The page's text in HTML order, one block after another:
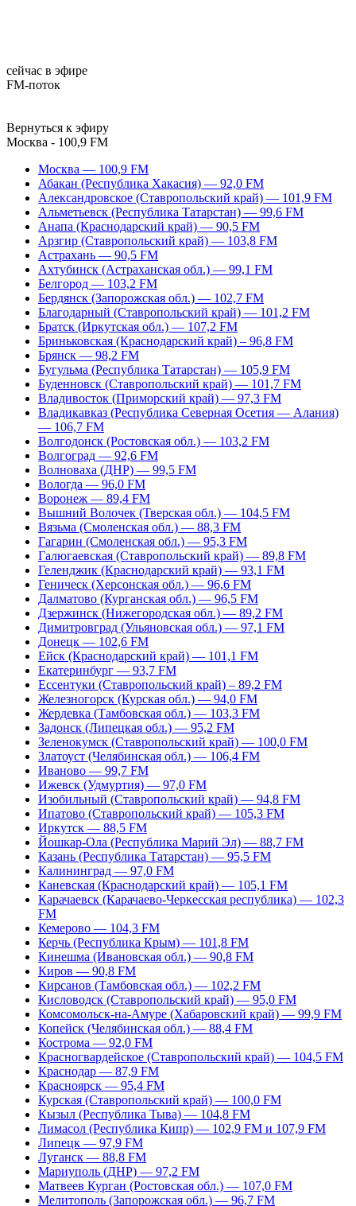
сейчас в эфире
FM-поток
Вернуться к эфиру
Москва - 100,9 FM
Москва — 100,9 FM
Абакан (Республика Хакасия) — 92,0 FM
Александровское (Ставропольский край) — 101,9 FM
Альметьевск (Республика Татарстан) — 99,6 FM
Анапа (Краснодарский край) — 90,5 FM
Арзгир (Ставропольский край) — 103,8 FM
Астрахань — 90,5 FM
Ахтубинск (Астраханская обл.) — 99,1 FM
Белгород — 103,2 FM
Бердянск (Запорожская обл.) — 102,7 FM
Благодарный (Ставропольский край) — 101,2 FM
Братск (Иркутская обл.) — 107,2 FM
Бриньковская (Краснодарский край) – 96,8 FM
Брянск — 98,2 FM
Бугульма (Республика Татарстан) — 105,9 FM
Буденновск (Ставропольский край) — 101,7 FM
Владивосток (Приморский край) — 97,3 FM
Владикавказ (Республика Северная Осетия — Алания)
— 106,7 FM
Волгодонск (Ростовская обл.) — 103,2 FM
Волгоград — 92,6 FM
Волноваха (ДНР) — 99,5 FM
Вологда — 96,0 FM
Воронеж — 89,4 FM
Вышний Волочек (Тверская обл.) — 104,5 FM
Вязьма (Смоленская обл.) — 88,3 FM
Гагарин (Смоленская обл.) — 95,3 FM
Галюгаевская (Ставропольский край) — 89,8 FM
Геленджик (Краснодарский край) — 93,1 FM
Геническ (Херсонская обл.) — 96,6 FM
Далматово (Курганская обл.) — 96,5 FM
Дзержинск (Нижегородская обл.) — 89,2 FM
Димитровград (Ульяновская обл.) — 97,1 FM
Донецк — 102,6 FM
Ейск (Краснодарский край) — 101,1 FM
Екатеринбург — 93,7 FM
Ессентуки (Ставропольский край) – 89,2 FM
Железногорск (Курская обл.) — 94,0 FM
Жердевка (Тамбовская обл.) — 103,3 FM
Задонск (Липецкая обл.) — 95,2 FM
Зеленокумск (Ставропольский край) — 100,0 FM
Златоуст (Челябинская обл.) — 106,4 FM
Иваново — 99,7 FM
Ижевск (Удмуртия) — 97,0 FM
Изобильный (Ставропольский край) — 94,8 FM
Ипатово (Ставропольский край) — 105,3 FM
Иркутск — 88,5 FM
Йошкар-Ола (Республика Марий Эл) — 88,7 FM
Казань (Республика Татарстан) — 95,5 FM
Калининград — 97,0 FM
Каневская (Краснодарский край) — 105,1 FM
Карачаевск (Карачаево-Черкесская республика) — 102,3
FM
Кемерово — 104,3 FM
Керчь (Республика Крым) — 101,8 FM
Кинешма (Ивановская обл.) — 90,8 FM
Киров — 90,8 FM
Кирсанов (Тамбовская обл.) — 102,2 FM
Кисловодск (Ставропольский край) — 95,0 FM
Комсомольск-на-Амуре (Хабаровский край) — 99,9 FM
Копейск (Челябинская обл.) — 88,4 FM
Кострома — 92,0 FM
Красногвардейское (Ставропольский край) — 104,5 FM
Краснодар — 87,9 FM
Красноярск — 95,4 FM
Курская (Ставропольский край) — 100,0 FM
Кызыл (Республика Тыва) — 104,8 FM
Лимасол (Республика Кипр) — 102,9 FM и 107,9 FM
Липецк — 97,9 FM
Луганск — 88,8 FM
Мариуполь (ДНР) — 97,2 FM
Матвеев Курган (Ростовская обл.) — 107,0 FM
Мелитополь (Запорожская обл.) — 96,7 FM